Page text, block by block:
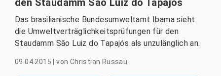
den Staudamm São Luiz do Tapajós
Das brasilianische Bundesumweltamt Ibama sieht
die Umweltverträglichkeitsprüfungen für den
Staudamm São Luiz do Tapajós als unzulänglich an.
09.04.2015 |von Christian Russau